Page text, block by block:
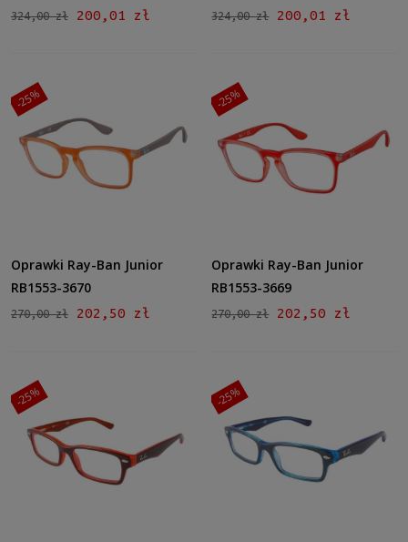
324,00 zł 200,01 zł 324,00 zł 200,01 zł
Oprawki Ray-Ban Junior
RB1553-3670
270,00 zł 202,50 zł
-25%
Oprawki Ray-Ban Junior
RB1553-3669
270,00 zł 202,50 zł
-25%
-25% -25%